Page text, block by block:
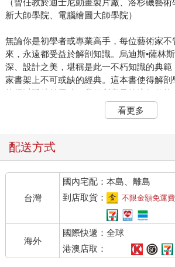
（曾任教於迪士尼動畫製片廠、洛杉磯藝
新大師學院、電腦繪圖大師學院）
無論你是初學者或專業高手，每位藝術家
來，永遠都受益於解剖知識。烏迪斯•薩林
深、設計之美，堪稱是此一不朽知識的典
家書架上不可或缺的經典。這本書使得解
統得以延續並累積。我們所繼承的這個傳統
及，並歷經了希臘黃金時代、文藝復興時期
師傳給我們，我們再傳給學生，然後傳給後
這本苦心孤詣的新書，一如烏迪斯的前作
科學與科技，並運用眾多新技術，才得以
技的最前端，徹底發揮了科技應用的極限，
言溝通的無數奧祕。
人類為演化階梯之首，我們的臉部肌肉如
是這個星球上最為精密複雜的肌肉組織。我
精細的表情差異，光憑如此就能使你因為摯
道：「怎麼了？發生什麼事？」其實，我
看更多
配送方式
台灣
國內宅配：本島、離島
到店取貨：
不限金額免運費
海外
國際快遞：全球
港澳店取：